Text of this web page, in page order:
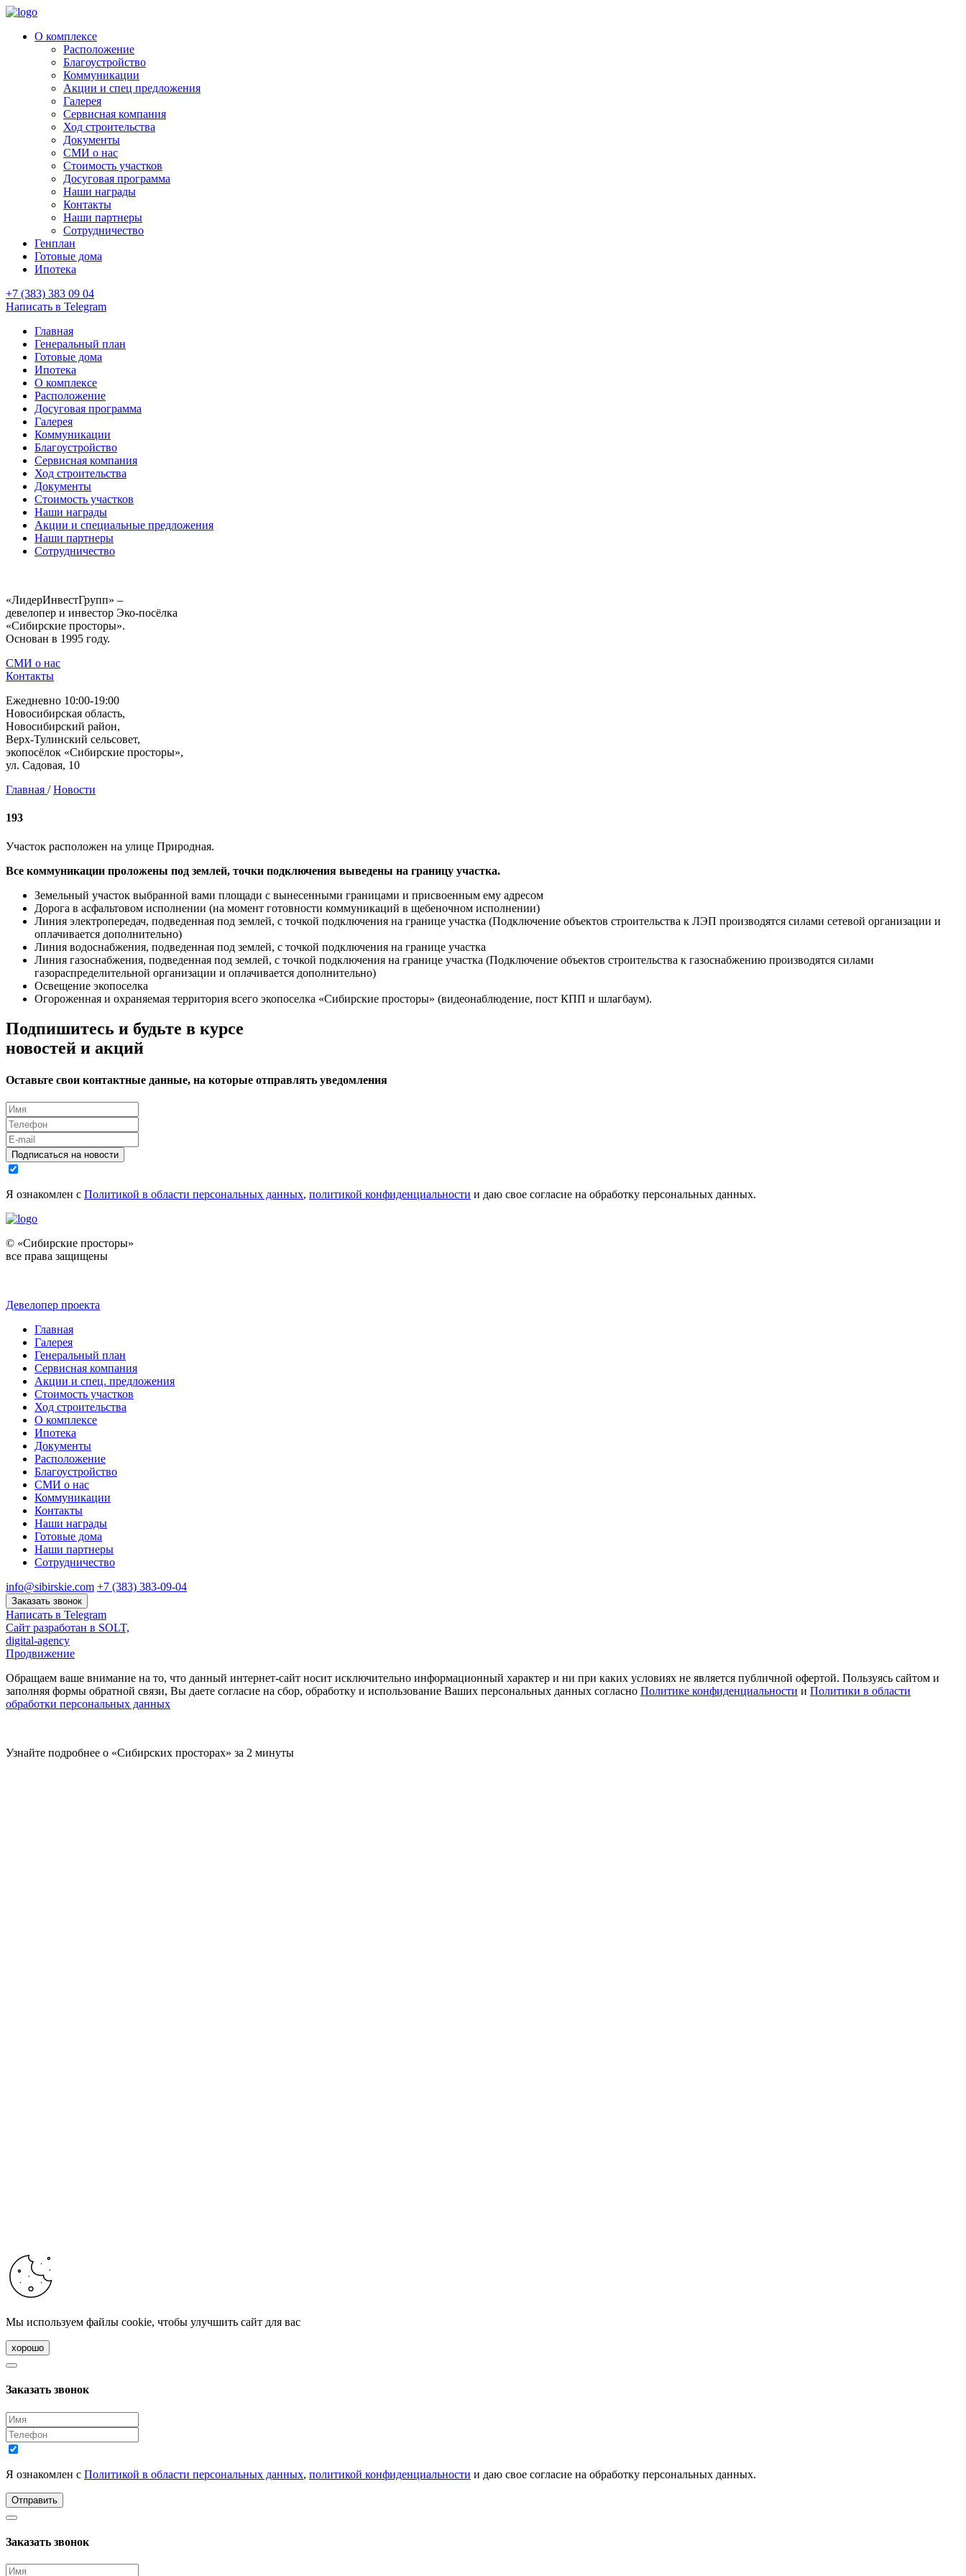
О комплексе
Расположение
Благоустройство
Коммуникации
Акции и спец предложения
Галерея
Сервисная компания
Ход строительства
Документы
СМИ о нас
Стоимость участков
Досуговая программа
Наши награды
Контакты
Наши партнеры
Сотрудничество
Генплан
Готовые дома
Ипотека
+7 (383) 383 09 04
Написать в Telegram
Главная
Генеральный план
Готовые дома
Ипотека
О комплексе
Расположение
Досуговая программа
Галерея
Коммуникации
Благоустройство
Сервисная компания
Ход строительства
Документы
Стоимость участков
Наши награды
Акции и специальные предложения
Наши партнеры
Сотрудничество
«ЛидерИнвестГрупп» –
девелопер и инвестор Эко-посёлка
«Сибирские просторы».
Основан в 1995 году.
СМИ о нас
Контакты
Ежедневно 10:00-19:00
Новосибирская область,
Новосибирский район,
Верх-Тулинский сельсовет,
экопосёлок «Сибирские просторы»,
ул. Садовая, 10
Главная / Новости
193
Участок расположен на улице Природная.
Все коммуникации проложены под землей, точки подключения выведены на границу участка.
Земельный участок выбранной вами площади с вынесенными границами и присвоенным ему адресом
Дорога в асфальтовом исполнении (на момент готовности коммуникаций в щебеночном исполнении)
Линия электропередач, подведенная под землей, с точкой подключения на границе участка (Подключение объектов строительства к ЛЭП производятся силами сетевой организации и
оплачивается дополнительно)
Линия водоснабжения, подведенная под землей, с точкой подключения на границе участка
Линия газоснабжения, подведенная под землей, с точкой подключения на границе участка (Подключение объектов строительства к газоснабжению производятся силами
газораспределительной организации и оплачивается дополнительно)
Освещение экопоселка
Огороженная и охраняемая территория всего экопоселка «Сибирские просторы» (видеонаблюдение, пост КПП и шлагбаум).
Подпишитесь и будьте в курсе
новостей и акций
Оставьте свои контактные данные, на которые отправлять уведомления
Подписаться на новости
Я ознакомлен с Политикой в области персональных данных, политикой конфиденциальности и даю свое согласие на обработку персональных данных.
© «Сибирские просторы»
все права защищены
Девелопер проекта
Главная
Галерея
Генеральный план
Сервисная компания
Акции и спец. предложения
Стоимость участков
Ход строительства
О комплексе
Ипотека
Документы
Расположение
Благоустройство
СМИ о нас
Коммуникации
Контакты
Наши награды
Готовые дома
Наши партнеры
Сотрудничество
info@sibirskie.com +7 (383) 383-09-04
Заказать звонок
Написать в Telegram
Сайт разработан в SOLT,
digital-agency
Продвижение
Обращаем ваше внимание на то, что данный интернет-сайт носит исключительно информационный характер и ни при каких условиях не является публичной офертой. Пользуясь сайтом и
заполняя формы обратной связи, Вы даете согласие на сбор, обработку и использование Ваших персональных данных согласно Политике конфиденциальности и Политики в области
обработки персональных данных
Узнайте подробнее о «Сибирских просторах» за 2 минуты
Мы используем файлы cookie, чтобы улучшить сайт для вас
хорошо
Заказать звонок
Я ознакомлен с Политикой в области персональных данных, политикой конфиденциальности и даю свое согласие на обработку персональных данных.
Отправить
Заказать звонок